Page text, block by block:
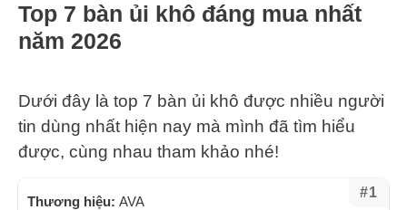
Top 7 bàn ủi khô đáng mua nhất
năm 2026
Dưới đây là top 7 bàn ủi khô được nhiều người
tin dùng nhất hiện nay mà mình đã tìm hiểu
được, cùng nhau tham khảo nhé!
#1
Thương hiệu: AVA